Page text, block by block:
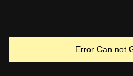
Error Can not